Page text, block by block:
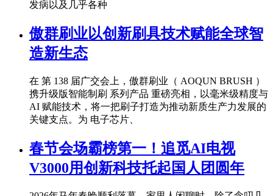
发病以及几乎各种
傲群刷业以创新刷具技术赋能全球智
造新生态
在 第 138 届广交会上，傲群刷业（ AOQUN BRUSH ）
携升级版智能制刷 系列产品 重磅亮相，以毫米级精度与
AI 赋能技术，将一把刷子打造为推动新质生产力发展的
关键支点。为 电子芯片、
春节会场霸榜第一！追觅AI电视
V3000用创新科技托起国人团圆年